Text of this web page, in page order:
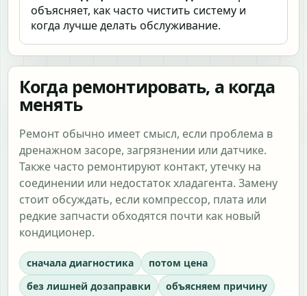
объясняет, как часто чистить систему и
когда лучше делать обслуживание.
Когда ремонтировать, а когда
менять
Ремонт обычно имеет смысл, если проблема в
дренажном засоре, загрязнении или датчике.
Также часто ремонтируют контакт, утечку на
соединении или недостаток хладагента. Замену
стоит обсуждать, если компрессор, плата или
редкие запчасти обходятся почти как новый
кондиционер.
сначала диагностика
потом цена
без лишней дозаправки
объясняем причину